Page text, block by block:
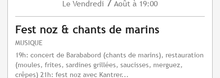
Le Vendredi 7 Août à 19:00
Fest noz & chants de marins
MUSIQUE
19h: concert de Barababord (chants de marins), restauration
(moules, frites, sardines grillées, saucisses, merguez,
crêpes) 21h: fest noz avec Kantrer...